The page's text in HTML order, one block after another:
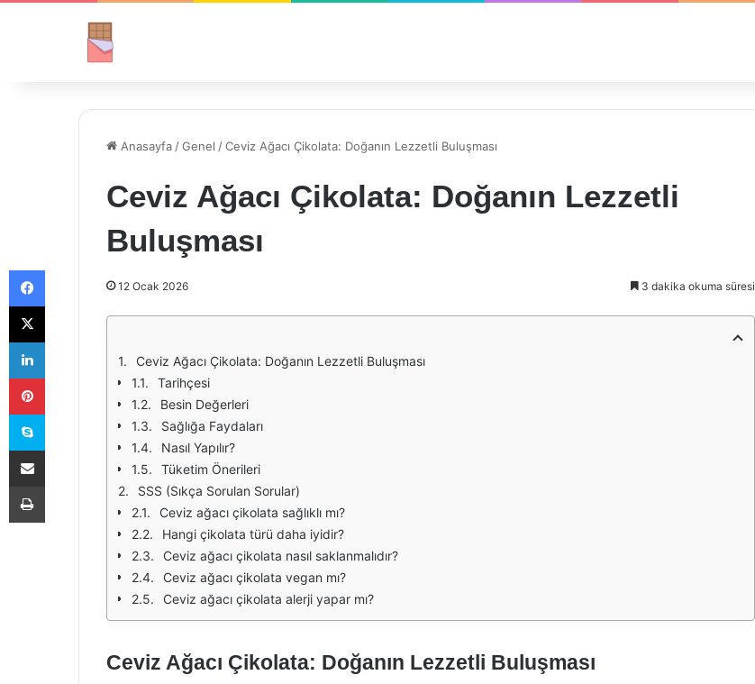
Anasayfa /Genel /Ceviz Ağacı Çikolata: Doğanın Lezzetli Buluşması
Ceviz Ağacı Çikolata: Doğanın Lezzetli
Buluşması
12 Ocak 2026 3 dakika okuma süresi
Ceviz Ağacı Çikolata: Doğanın Lezzetli Buluşması
Tarihçesi
Besin Değerleri
Sağlığa Faydaları
Nasıl Yapılır?
Tüketim Önerileri
SSS (Sıkça Sorulan Sorular)
Ceviz ağacı çikolata sağlıklı mı?
Hangi çikolata türü daha iyidir?
Ceviz ağacı çikolata nasıl saklanmalıdır?
Ceviz ağacı çikolata vegan mı?
Ceviz ağacı çikolata alerji yapar mı?
Ceviz Ağacı Çikolata: Doğanın Lezzetli Buluşması
Facebook
X
LinkedIn
Pinterest
Skype
E-Posta ile paylaş